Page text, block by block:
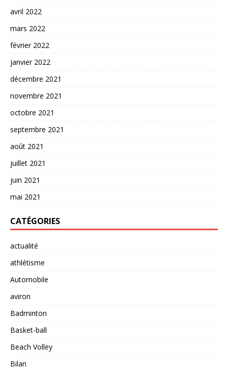
avril 2022
mars 2022
février 2022
janvier 2022
décembre 2021
novembre 2021
octobre 2021
septembre 2021
août 2021
juillet 2021
juin 2021
mai 2021
CATÉGORIES
actualité
athlétisme
Automobile
aviron
Badminton
Basket-ball
Beach Volley
Bilan